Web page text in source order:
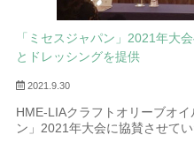
「ミセスジャパン」2021年大
とドレッシングを提供
2021.9.30
HME-LIAクラフトオリーブオ
ン」2021年大会に協賛させてい